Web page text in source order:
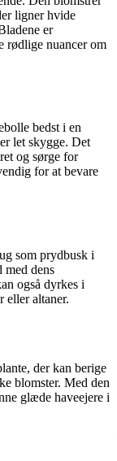
ligner hvide
er
rødlige nuancer om
bedst i en
let skygge. Det
og sørge for
for at bevare
som prydbusk i
med dens
også dyrkes i
eller altaner.
der kan berige
blomster. Med den
glæde haveejere i